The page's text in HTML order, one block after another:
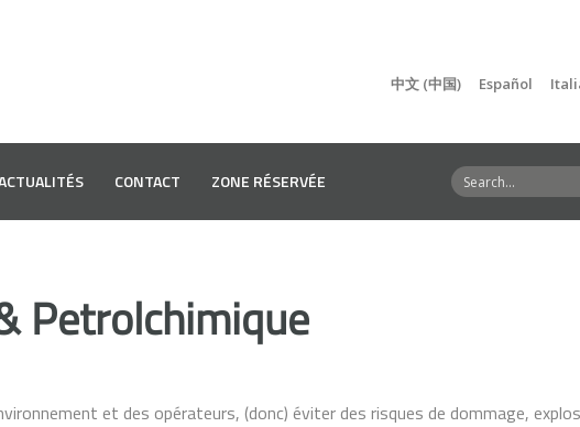
中文 (中国) Español
CONTACT ZONE RÉSERVÉE
Petrolchimique
et des opérateurs, (donc) éviter des risques de dommage,